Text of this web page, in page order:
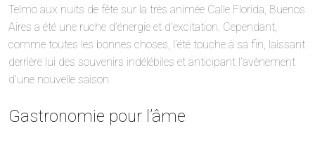
Telmo aux nuits de fête sur la très animée Calle Florida, Buenos
Aires a été une ruche d’énergie et d’excitation. Cependant,
comme toutes les bonnes choses, l’été touche à sa fin, laissant
derrière lui des souvenirs indélébiles et anticipant l’avènement
d’une nouvelle saison.
Gastronomie pour l’âme